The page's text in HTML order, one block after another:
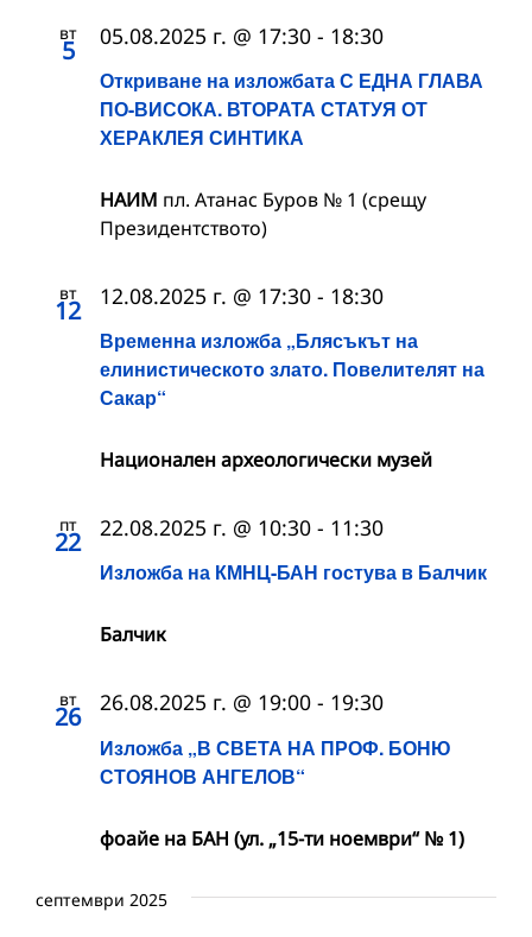
вт
5
Откриване на изложбата С ЕДНА ГЛАВА
ПО-ВИСОКА. ВТОРАТА СТАТУЯ ОТ
ХЕРАКЛЕЯ СИНТИКА
05.08.2025 г. @ 17:30 - 18:30
НАИМ пл. Атанас Буров № 1 (срещу
Президентството)
вт
12
Временна изложба „Блясъкът на
елинистическото злато. Повелителят на
Сакар“
12.08.2025 г. @ 17:30 - 18:30
Национален археологически музей
пт
22
Изложба на КМНЦ-БАН гостува в Балчик
22.08.2025 г. @ 10:30 - 11:30
Балчик
вт
26
Изложба „В СВЕТА НА ПРОФ. БОНЮ
СТОЯНОВ АНГЕЛОВ“
26.08.2025 г. @ 19:00 - 19:30
фоайе на БАН (ул. „15-ти ноември“ № 1)
септември 2025